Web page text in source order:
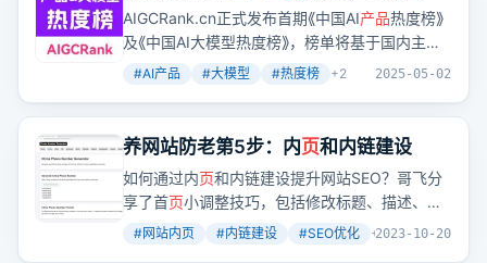
度榜丨2025年4月
AIGCRank.cn正式发布首期《中国AI产品热度榜》
及《中国AI大模型热度榜》，榜单将基于国内主流
应用市场、社交媒体、搜索引擎指数及行业数据
用户及AI从业者提供有价值的参考。
#AI产品 #大模型 #热度榜 +2 2025-05-02
养网站防老第5步：内页和内链建设
如何通过内页和内链建设提升网站SEO？哥飞分
享了首页小调整技巧，包括修改标题、描述、增
加导航栏和国家列表的title属性，以及内页 的标
#网站内页 #内链建设 #SEO优化 +3
2023-10-20